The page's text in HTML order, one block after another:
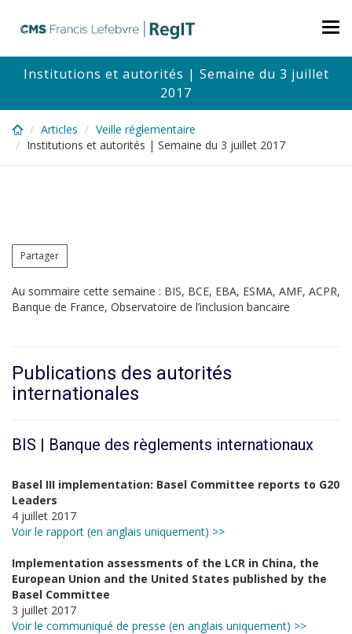
content
Institutions et autorités | Semaine du 3 juillet
2017
Articles
Veille réglementaire
Institutions et autorités | Semaine du 3 juillet 2017
Partager
Au sommaire cette semaine : BIS, BCE, EBA, ESMA, AMF, ACPR,
Banque de France, Observatoire de l’inclusion bancaire
Publications des autorités
internationales
BIS | Banque des règlements internationaux
Basel III implementation: Basel Committee reports to G20
Leaders
4 juillet 2017
Voir le rapport (en anglais uniquement) >>
Implementation assessments of the LCR in China, the
European Union and the United States published by the
Basel Committee
3 juillet 2017
Voir le communiqué de presse (en anglais uniquement) >>